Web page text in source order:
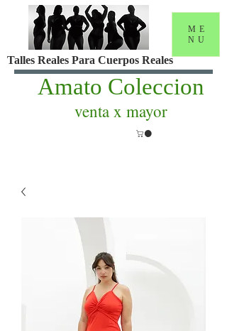
Talles Reales Para Cuerpos Reales
Amato Coleccion
venta x mayor
ME
NU